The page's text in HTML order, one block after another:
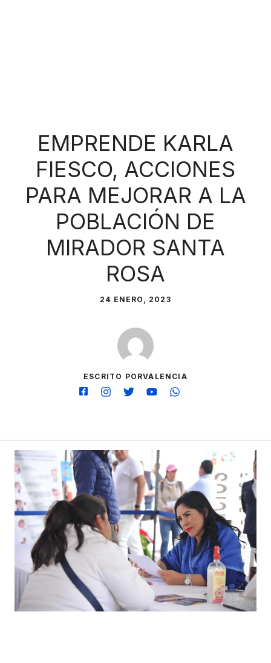
EMPRENDE KARLA
FIESCO, ACCIONES
PARA MEJORAR A LA
POBLACIÓN DE
MIRADOR SANTA
ROSA
24 ENERO, 2023
ESCRITO PORVALENCIA